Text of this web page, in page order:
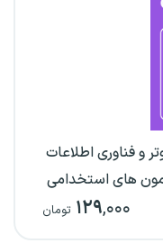
و فناوری اطلاعات
۱۲۹,۰۰۰ تومان